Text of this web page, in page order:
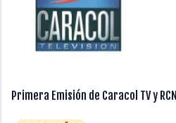
Primera Emisión de Caracol TV y RCN